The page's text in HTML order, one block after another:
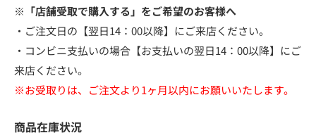
※「店舗受取で購入する」をご希望のお客様へ
・ご注文日の【翌日14：00以降】にご来店ください。
・コンビニ支払いの場合【お支払いの翌日14：00以降】にご
来店ください。
※お受取りは、ご注文より1ヶ月以内にお願いいたします。
商品在庫状況